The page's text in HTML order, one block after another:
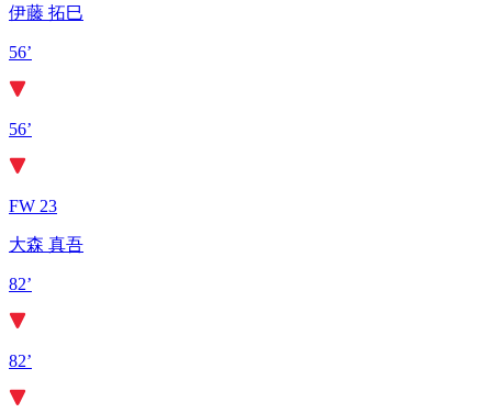
伊藤 拓巳
56’
56’
FW 23
大森 真吾
82’
82’